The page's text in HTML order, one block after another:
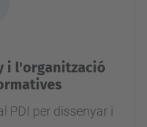
i l'organització
PDI per dissenyar i